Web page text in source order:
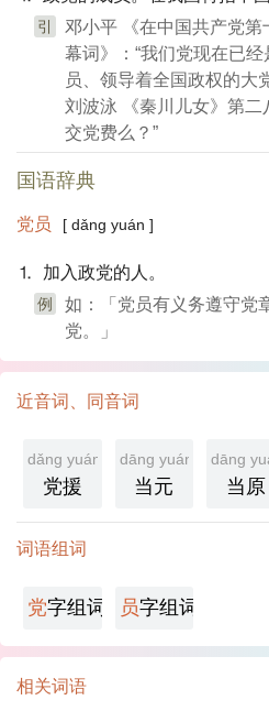
引
邓小平 《在中国共产党
幕词》：“我们党现在已
员、领导着全国政权的大
刘波泳 《秦川儿女》第二
交党费么？”
国语辞典
党员 [ dǎng yuán ]
⒈ 加入政党的人。
例
如：「党员有义务遵守党
党。」
近音词、同音词
dǎng yuán
党援
dāng yuán
当元
dāng
当原
词语组词
党字组词 员字组词
相关词语